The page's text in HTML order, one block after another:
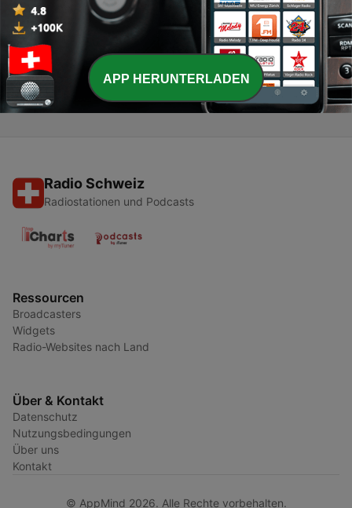
2 - AI and Jamaica's Future
07 Feb. 2025
- AI and Education: Jamaica's Vision for the Future
07 Feb. 2025
Radio Schweiz
Radiostationen und Podcasts
Ressourcen
Broadcasters
Widgets
Radio-Websites nach Land
Über & Kontakt
Datenschutz
Nutzungsbedingungen
Über uns
Kontakt
© AppMind 2026. Alle Rechte vorbehalten.
APP HERUNTERLADEN